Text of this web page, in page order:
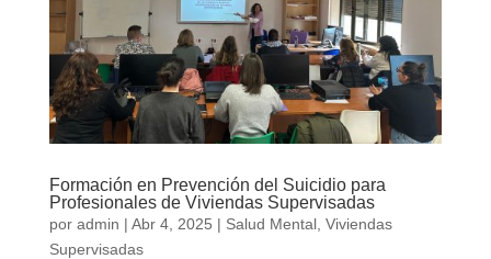
Formación en Prevención del Suicidio para
Profesionales de Viviendas Supervisadas
por admin | Abr 4, 2025 | Salud Mental, Viviendas
Supervisadas